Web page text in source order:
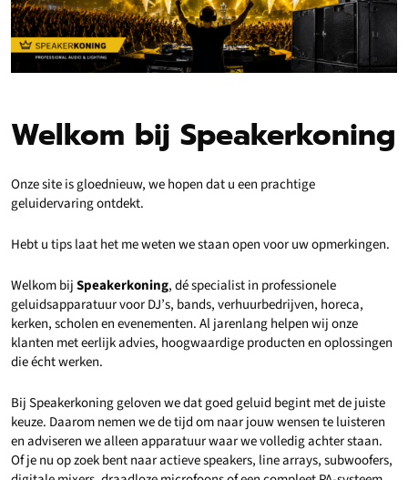
Welkom bij Speakerkoning
Onze site is gloednieuw, we hopen dat u een prachtige
geluidervaring ontdekt.
Hebt u tips laat het me weten we staan open voor uw opmerkingen.
Welkom bijSpeakerkoning, dé specialist in professionele
geluidsapparatuur voor DJ’s, bands, verhuurbedrijven, horeca,
kerken, scholen en evenementen. Al jarenlang helpen wij onze
klanten met eerlijk advies, hoogwaardige producten en oplossingen
die écht werken.
Bij Speakerkoning geloven we dat goed geluid begint met de juiste
keuze. Daarom nemen we de tijd om naar jouw wensen te luisteren
en adviseren we alleen apparatuur waar we volledig achter staan.
Of je nu op zoek bent naar actieve speakers, line arrays, subwoofers,